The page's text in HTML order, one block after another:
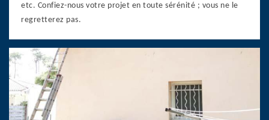
etc. Confiez-nous votre projet en toute sérénité ; vous ne le
regretterez pas.